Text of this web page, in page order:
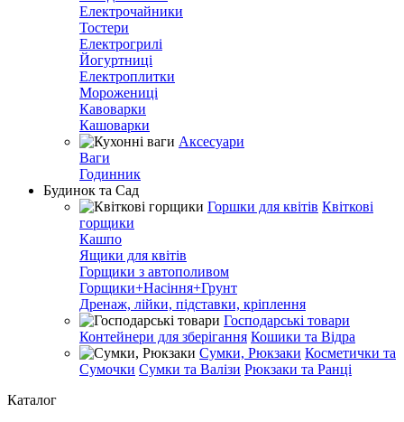
Електрочайники
Тостери
Електрогрилі
Йогуртниці
Електроплитки
Морожениці
Кавоварки
Кашоварки
Аксесуари
Ваги
Годинник
Будинок та Сад
Горшки для квітів Квіткові
горщики
Кашпо
Ящики для квітів
Горщики з автополивом
Горщики+Насіння+Грунт
Дренаж, лійки, підставки, кріплення
Господарські товари
Контейнери для зберігання Кошики та Відра
Сумки, Рюкзаки Косметички та
Сумочки Сумки та Валізи Рюкзаки та Ранці
Каталог